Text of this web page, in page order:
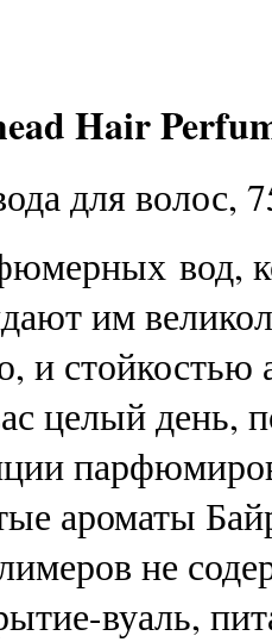
Hair
для волос,
вод,
им
стойкостью
целый день,
ароматы
не
вуаль,